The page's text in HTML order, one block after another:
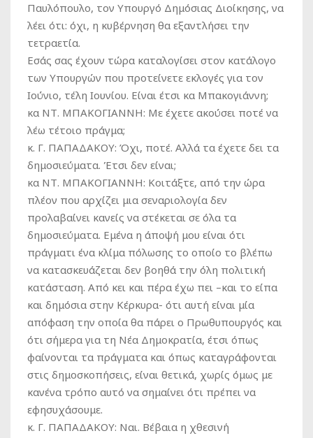
Παυλόπουλο, τον Υπουργό Δημόσιας Διοίκησης, να
λέει ότι: όχι, η κυβέρνηση θα εξαντλήσει την
τετραετία.
Εσάς σας έχουν τώρα καταλογίσει στον κατάλογο
των Υπουργών που προτείνετε εκλογές για τον
Ιούνιο, τέλη Ιουνίου. Είναι έτσι κα Μπακογιάννη;
κα ΝΤ. ΜΠΑΚΟΓΙΑΝΝΗ: Με έχετε ακούσει ποτέ να
λέω τέτοιο πράγμα;
κ. Γ. ΠΑΠΑΔΑΚΟΥ: Όχι, ποτέ. Αλλά τα έχετε δει τα
δημοσιεύματα. Έτσι δεν είναι;
κα ΝΤ. ΜΠΑΚΟΓΙΑΝΝΗ: Κοιτάξτε, από την ώρα
πλέον που αρχίζει μια σεναριολογία δεν
προλαβαίνει κανείς να στέκεται σε όλα τα
δημοσιεύματα. Εμένα η άποψή μου είναι ότι
πράγματι ένα κλίμα πόλωσης το οποίο το βλέπω
να κατασκευάζεται δεν βοηθά την όλη πολιτική
κατάσταση. Από κει και πέρα έχω πει –και το είπα
και δημόσια στην Κέρκυρα- ότι αυτή είναι μία
απόφαση την οποία θα πάρει ο Πρωθυπουργός και
ότι σήμερα για τη Νέα Δημοκρατία, έτσι όπως
φαίνονται τα πράγματα και όπως καταγράφονται
στις δημοσκοπήσεις, είναι θετικά, χωρίς όμως με
κανένα τρόπο αυτό να σημαίνει ότι πρέπει να
εφησυχάσουμε.
κ. Γ. ΠΑΠΑΔΑΚΟΥ: Ναι. Βέβαια η χθεσινή